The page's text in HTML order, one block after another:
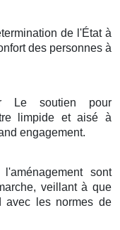
de l'État à
des personnes à
Le soutien pour
limpide et aisé à
engagement.
sont
veillant à que
avec les normes de